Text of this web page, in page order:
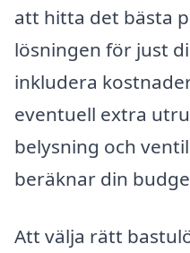
att hitta det bästa
lösningen för just
inkludera
eventuell extra
belysning och
beräknar din
Att välja rätt